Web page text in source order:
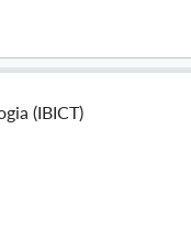
(IBICT)